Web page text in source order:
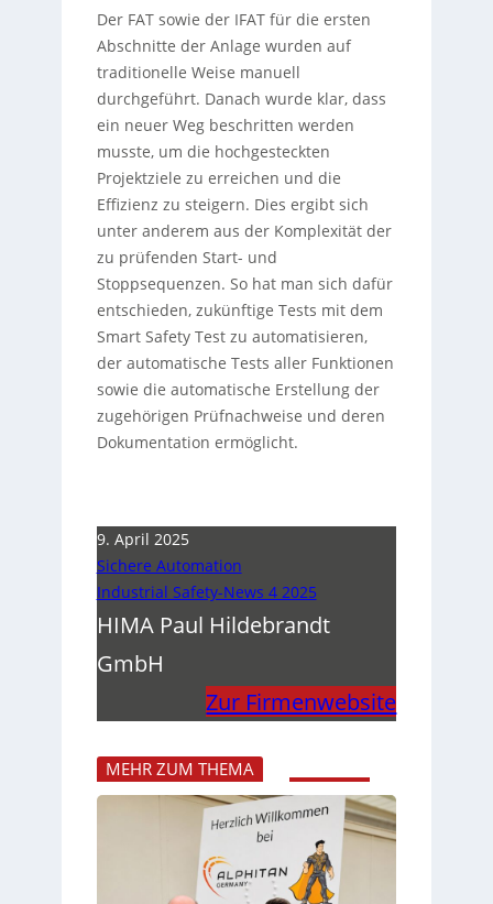
Der FAT sowie der IFAT für die ersten
Abschnitte der Anlage wurden auf
traditionelle Weise manuell
durchgeführt. Danach wurde klar, dass
ein neuer Weg beschritten werden
musste, um die hochgesteckten
Projektziele zu erreichen und die
Effizienz zu steigern. Dies ergibt sich
unter anderem aus der Komplexität der
zu prüfenden Start- und
Stoppsequenzen. So hat man sich dafür
entschieden, zukünftige Tests mit dem
Smart Safety Test zu automatisieren,
der automatische Tests aller Funktionen
sowie die automatische Erstellung der
zugehörigen Prüfnachweise und deren
Dokumentation ermöglicht.
9. April 2025
Sichere Automation
Industrial Safety-News 4 2025
HIMA Paul Hildebrandt
GmbH
Zur Firmenwebsite
MEHR ZUM THEMA